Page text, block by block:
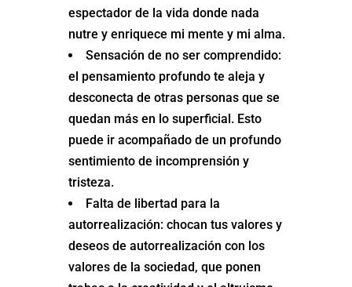
espectador de la vida donde nada
nutre y enriquece mi mente y mi alma.
Sensación de no ser comprendido:
el pensamiento profundo te aleja y
desconecta de otras personas que se
quedan más en lo superficial. Esto
puede ir acompañado de un profundo
sentimiento de incomprensión y
tristeza.
Falta de libertad para la
autorrealización: chocan tus valores y
deseos de autorrealización con los
valores de la sociedad, que ponen